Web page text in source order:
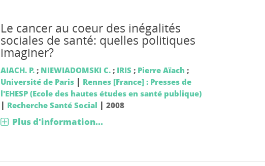
Le cancer au coeur des inégalités
sociales de santé: quelles politiques
imaginer?
AIACH. P.; NIEWIADOMSKI C.; IRIS ; Pierre Aïach ;
Université de Paris | Rennes [France] : Presses de
l'EHESP (Ecole des hautes études en santé publique)
| Recherche Santé Social | 2008
Plus d'information...